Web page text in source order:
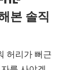
본 솔직
허리가 뻐근